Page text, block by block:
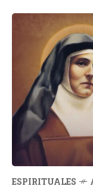
ESPIRITUALES